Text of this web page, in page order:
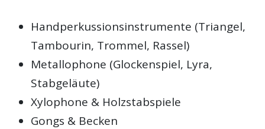
Handperkussionsinstrumente (Triangel,
Tambourin, Trommel, Rassel)
Metallophone (Glockenspiel, Lyra,
Stabgeläute)
Xylophone & Holzstabspiele
Gongs & Becken